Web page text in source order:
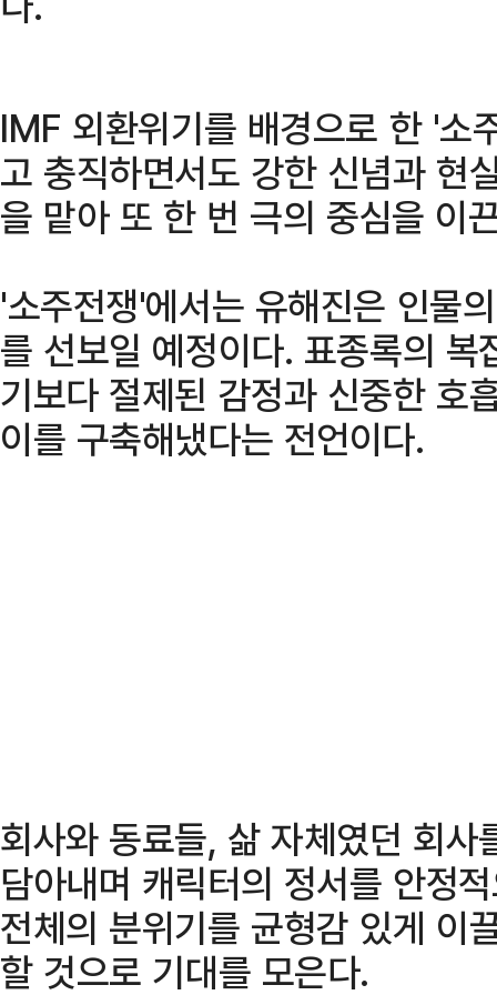
IMF 외환위기를 배경으로 한 '소
고 충직하면서도 강한 신념과 현
을 맡아 또 한 번 극의 중심을 이
'소주전쟁'에서는 유해진은 인물
를 선보일 예정이다. 표종록의
기보다 절제된 감정과 신중한 호
이를 구축해냈다는 전언이다.
회사와 동료들, 삶 자체였던 회
담아내며 캐릭터의 정서를 안정
전체의 분위기를 균형감 있게 이
할 것으로 기대를 모은다.